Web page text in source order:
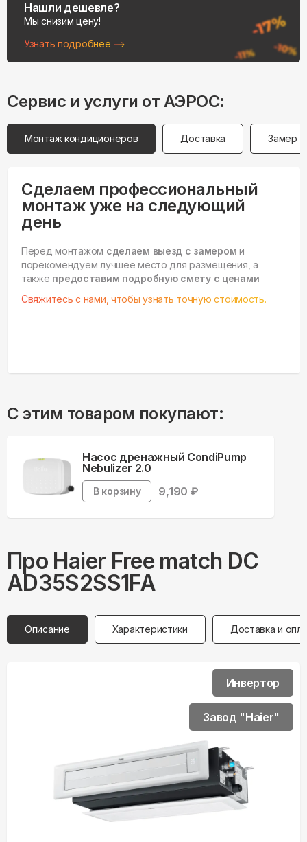
Нашли дешевле?
Мы снизим цену!
Узнать подробнее
Сервис и услуги от АЭРОС:
Монтаж кондиционеров Доставка Замер
Сделаем профессиональный
монтаж уже на следующий
день
Перед монтажом сделаем выезд с замером и
порекомендуем лучшее место для размещения, а
также предоставим подробную смету с ценами
Свяжитесь с нами, чтобы узнать точную стоимость.
С этим товаром покупают:
Насос дренажный CondiPump
Nebulizer 2.0
В корзину 9,190 ₽
Про Haier Free match DC
AD35S2SS1FA
Описание Характеристики Доставка и
Инвертор
Завод "Haier"